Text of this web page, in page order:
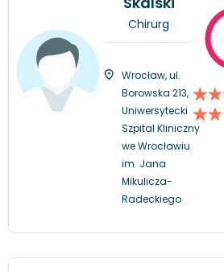
Chirurg
Wrocław, ul.
Borowska 213,
Uniwersytecki
Szpital Kliniczny
we Wrocławiu
im. Jana
Mikulicza-
Radeckiego